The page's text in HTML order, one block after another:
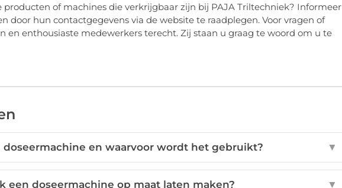
producten of machines die verkrijgbaar zijn bij PAJA Triltechniek? Informeer
door hun contactgegevens via de website te raadplegen. Voor vragen of
en enthousiaste medewerkers terecht. Zij staan u graag te woord om u te
doseermachine en waarvoor wordt het gebruikt? ▼
een doseermachine op maat laten maken? ▼